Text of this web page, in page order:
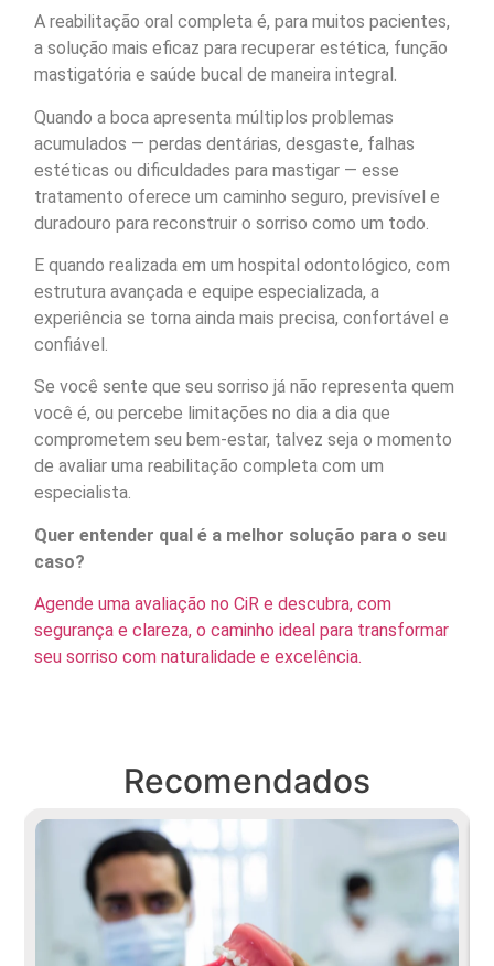
A reabilitação oral completa é, para muitos pacientes,
a solução mais eficaz para recuperar estética, função
mastigatória e saúde bucal de maneira integral.
Quando a boca apresenta múltiplos problemas
acumulados — perdas dentárias, desgaste, falhas
estéticas ou dificuldades para mastigar — esse
tratamento oferece um caminho seguro, previsível e
duradouro para reconstruir o sorriso como um todo.
E quando realizada em um hospital odontológico, com
estrutura avançada e equipe especializada, a
experiência se torna ainda mais precisa, confortável e
confiável.
Se você sente que seu sorriso já não representa quem
você é, ou percebe limitações no dia a dia que
comprometem seu bem-estar, talvez seja o momento
de avaliar uma reabilitação completa com um
especialista.
Quer entender qual é a melhor solução para o seu
caso?
Agende uma avaliação no CiR e descubra, com
segurança e clareza, o caminho ideal para transformar
seu sorriso com naturalidade e excelência.
Recomendados